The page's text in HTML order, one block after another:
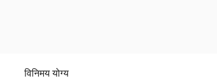
विनिमय योग्य